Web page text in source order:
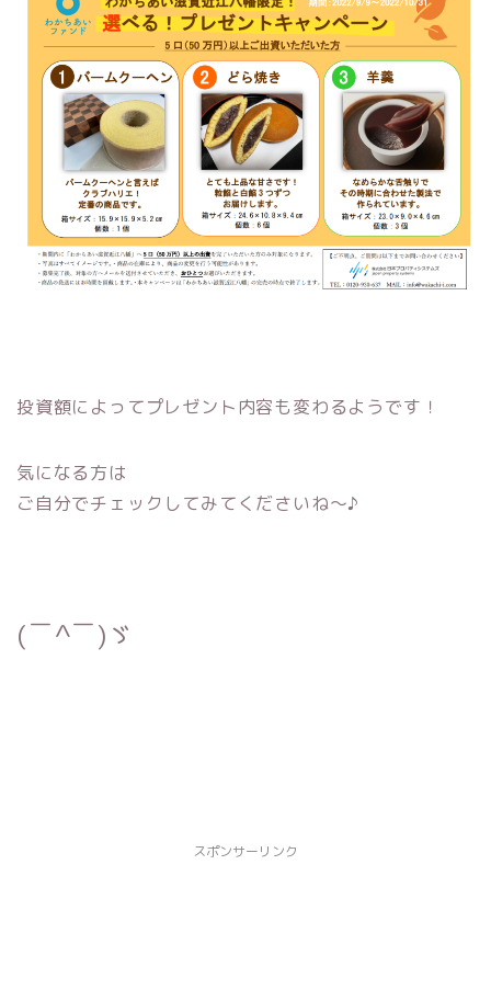
投資額によってプレゼント内容も変わるようです！
気になる方は
ご自分でチェックしてみてくださいね〜♪
(￣^￣)ゞ
スポンサーリンク